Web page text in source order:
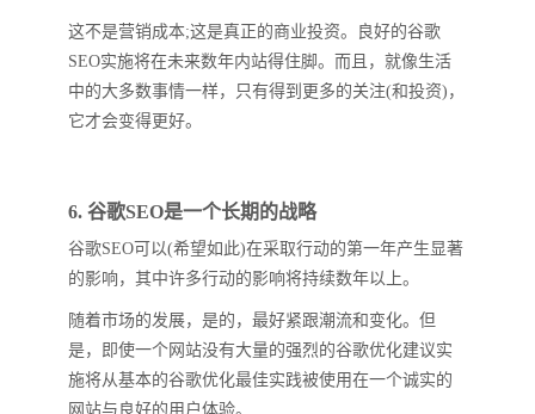
这不是营销成本;这是真正的商业投资。良好的谷歌
SEO实施将在未来数年内站得住脚。而且，就像生活
中的大多数事情一样，只有得到更多的关注(和投资)，
它才会变得更好。
6. 谷歌SEO是一个长期的战略
谷歌SEO可以(希望如此)在采取行动的第一年产生显著
的影响，其中许多行动的影响将持续数年以上。
随着市场的发展，是的，最好紧跟潮流和变化。但
是，即使一个网站没有大量的强烈的谷歌优化建议实
施将从基本的谷歌优化最佳实践被使用在一个诚实的
网站与良好的用户体验。